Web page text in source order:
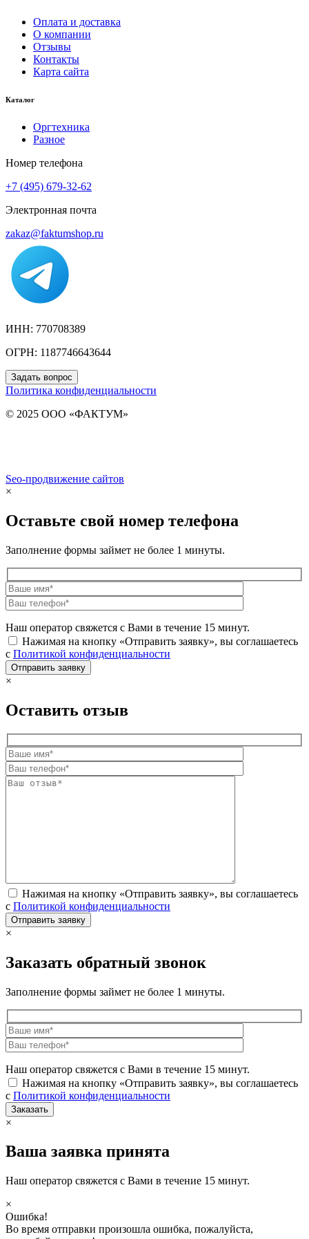
Оплата и доставка
О компании
Отзывы
Контакты
Карта сайта
Каталог
Оргтехника
Разное
Номер телефона
+7 (495) 679-32-62
Электронная почта
zakaz@faktumshop.ru
ИНН: 770708389
ОГРН: 1187746643644
Задать вопрос
Политика конфиденциальности
© 2025 ООО «ФАКТУМ»
Seo-продвижение сайтов
×
Оставьте свой номер телефона
Заполнение формы займет не более 1 минуты.
Наш оператор свяжется с Вами в течение 15 минут.
Нажимая на кнопку «Отправить заявку», вы соглашаетесь
с Политикой конфиденциальности
×
Оставить отзыв
Нажимая на кнопку «Отправить заявку», вы соглашаетесь
с Политикой конфиденциальности
×
Заказать обратный звонок
Заполнение формы займет не более 1 минуты.
Наш оператор свяжется с Вами в течение 15 минут.
Нажимая на кнопку «Отправить заявку», вы соглашаетесь
с Политикой конфиденциальности
×
Ваша заявка принята
Наш оператор свяжется с Вами в течение 15 минут.
×
Ошибка!
Во время отправки произошла ошибка, пожалуйста,